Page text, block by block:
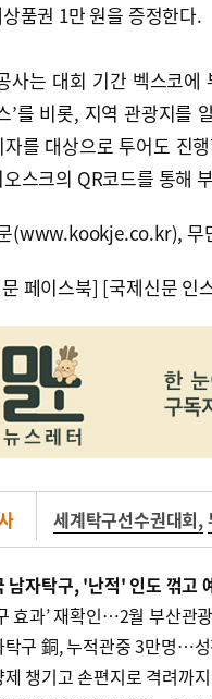
품권 1만 원을 증정한다.
사는 대회 기간 벡스코에
’를 비롯, 지역 관광지를
를 대상으로 투어도 진
스크의 QR코드를 통해
(www.kookje.co.kr), 무
페이스북] [국제신문 인
세계탁구선수권대회,
남자탁구, '난적' 인도 꺾고
효과’ 재확인…2월 부산관
탁구 銅, 누적관중 3만명…
제 챙기고 손편지로 격려까